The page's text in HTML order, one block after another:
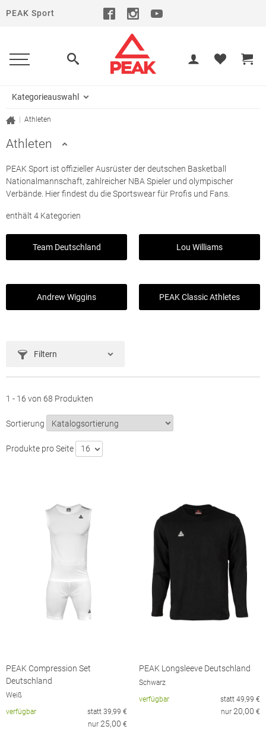
PEAK Sport
Kategorieauswahl
Athleten
Athleten
PEAK Sport ist offizieller Ausrüster der deutschen Basketball
Nationalmannschaft, zahlreicher NBA Spieler und olympischer
Verbände. Hier findest du die Sportswear für Profis und Fans.
enthält 4 Kategorien
Team Deutschland Lou Williams
Andrew Wiggins PEAK Classic Athletes
Filtern
1 - 16 von 68 Produkten
Sortierung
Produkte pro Seite 16
PEAK Compression Set
Deutschland
Weiß
verfügbar
statt 39,99 €
nur 25,00 €
PEAK Longsleeve Deutschland
Schwarz
verfügbar
statt 49,99 €
nur 20,00 €